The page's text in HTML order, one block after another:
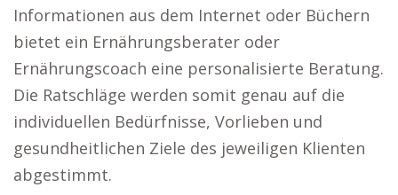
Informationen aus dem Internet oder Büchern
bietet ein Ernährungsberater oder
Ernährungscoach eine personalisierte Beratung.
Die Ratschläge werden somit genau auf die
individuellen Bedürfnisse, Vorlieben und
gesundheitlichen Ziele des jeweiligen Klienten
abgestimmt.